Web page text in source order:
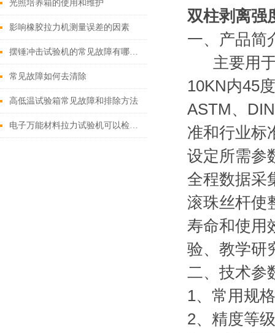
光照培养箱的使用和维护
影响橡胶拉力机测量误差的因素
摆锤冲击试验机的常见故障有哪些？
常见故障如何去清除
高低温试验箱常见故障和排除方法
电子万能材料拉力试验机可以检测哪些材料？
双柱剥离强
一、 产品简
主要用于
10KN内45
ASTM、
准和行业标
设定所需参
全程数据采
滚珠丝杆使
寿命和使用
验、教学研
二、 技术参
1、常用规
2、精度等